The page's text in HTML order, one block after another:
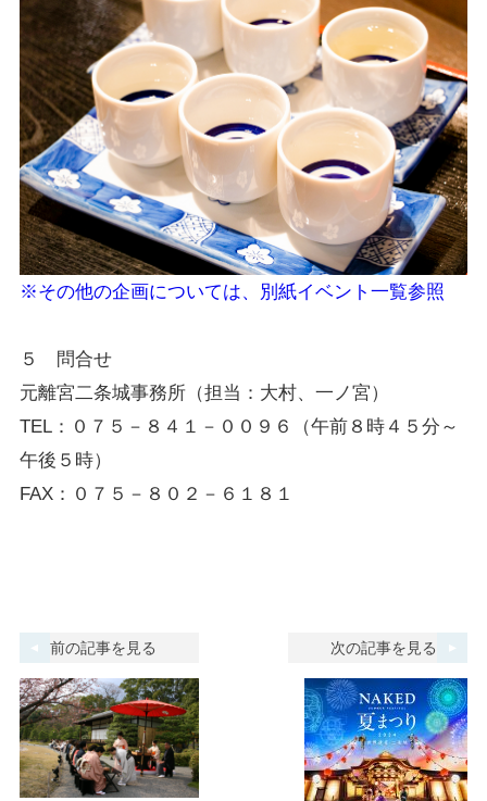
※その他の企画については、別紙イベント一覧参照
５ 問合せ
元離宮二条城事務所（担当：大村、一ノ宮）
TEL：０７５－８４１－００９６（午前８時４５分～
午後５時）
FAX：０７５－８０２－６１８１
前の記事を見る 次の記事を見る